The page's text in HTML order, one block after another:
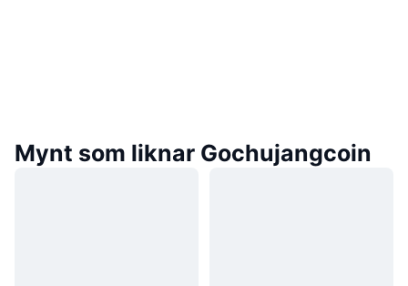
Mynt som liknar Gochujangcoin